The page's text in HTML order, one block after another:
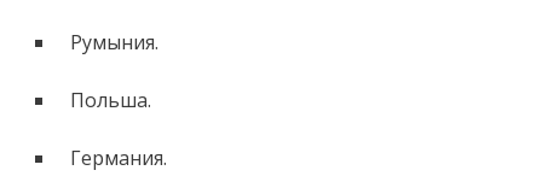
Румыния.
Польша.
Германия.